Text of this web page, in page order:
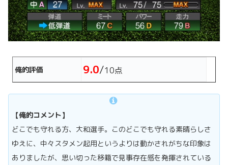
俺的評価 9.0/10点
【俺的コメント】
どこでも守れる方、大和選手。このどこでも守れる素晴らしさ
ゆえに、中々スタメン起用というよりは動かされがちな印象は
ありましたが、思い切った移籍で見事存在感を発揮されている